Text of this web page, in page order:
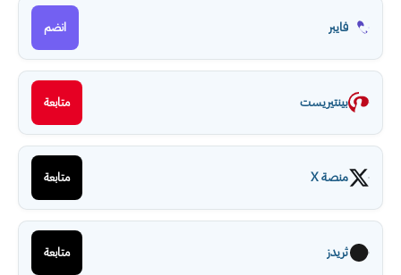
فايبر انضم
بينتيريست متابعة
منصة X متابعة
ثريدز متابعة